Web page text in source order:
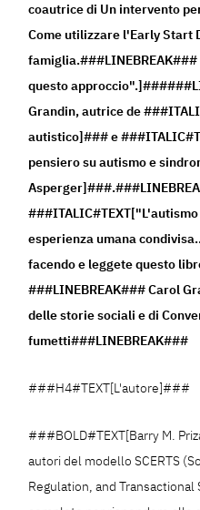
coautrice di Un intervento
Come utilizzare l'Early Start
questo
Grandin, autrice de
autistico]### e
pensiero su autismo e
esperienza umana
facendo e leggete questo
###LINEBREAK### Carol
delle storie sociali e di
fumetti###LINEBREAK###
###H4#TEXT[L'autore]###
###BOLD#TEXT[Barry M.
autori del modello SCERTS
Regulation, and